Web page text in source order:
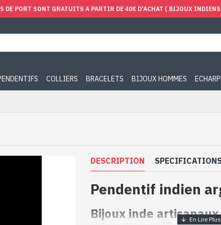
DE PORT SONT GRATUITS A PARTIR DE 40€ D'ACHAT ( BIJOUX
COLLIERS BRACELETS BIJOUX HOMMES
DESCRIPTION
Pendentif indien
Bijoux inde